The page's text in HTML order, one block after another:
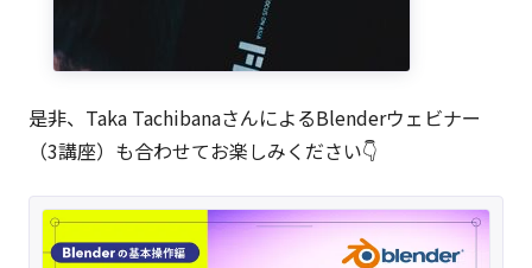
是非、Taka TachibanaさんによるBlenderウェビナー
（3講座）も合わせてお楽しみください👇